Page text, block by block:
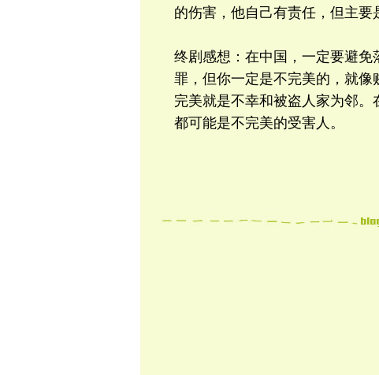
的伤害，他自己有责任，但主要
终剧感想：在中国，一定要避
罪，但你一定是不完美的，就
完美就是不幸和被盗人家为邻
都可能是不完美的受害人。